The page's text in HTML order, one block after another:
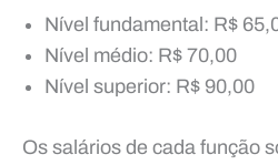
Nível fundamental: R$
Nível médio: R$ 70,00
Nível superior: R$ 90,00
Os salários de cada função